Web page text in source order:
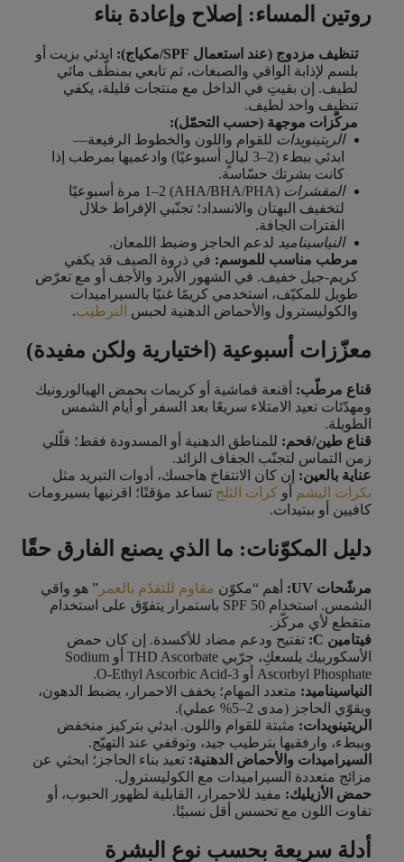
روتين المساء: إصلاح وإعادة بناء
تنظيف مزدوج (عند استعمال SPF/مكياج):
ابدئي بزيت أو
بلسم لإذابة الواقي والصبغات، ثم تابعي بمنظّف مائي
لطيف. إن بقيتِ في الداخل مع منتجات قليلة، يكفي
تنظيف واحد لطيف.
مركّزات موجهة (حسب التحمّل):
الريتينويدات للقوام واللون والخطوط الرفيعة—
ابدئي ببطء (2–3 ليالٍ أسبوعيًا) وادعميها بمرطب إذا
كانت بشرتك حسّاسة.
المقشرات
(AHA/BHA/PHA) 1–2 مرة أسبوعيًا
لتخفيف البهتان والانسداد؛ تجنّبي الإفراط خلال
الفترات الجافة.
النياسيناميد لدعم الحاجز وضبط اللمعان.
مرطب مناسب للموسم: في ذروة الصيف قد يكفي
كريم-جيل خفيف. في الشهور الأبرد والأجف أو مع تعرّض
طويل للمكيّف، استخدمي كريمًا غنيًا بالسيراميدات
والكوليسترول والأحماض الدهنية لحبس الترطيب.
معزّزات أسبوعية (اختيارية ولكن مفيدة)
قناع مرطّب: أقنعة قماشية أو كريمات بحمض الهيالورونيك
ومهدّئات تعيد الامتلاء سريعًا بعد السفر أو أيام الشمس
الطويلة.
قناع طين/فحم: للمناطق الدهنية أو المسدودة فقط؛ قلّلي
زمن التماس لتجنّب الجفاف الزائد.
عناية بالعين: إن كان الانتفاخ هاجسك، أدوات التبريد مثل
بكرات اليشم
أو كرات الثلج تساعد مؤقتًا؛ اقرنيها بسيرومات
كافيين أو ببتيدات.
دليل المكوّنات: ما الذي يصنع الفارق حقًا
مرشّحات UV: أهم “مكوّن مقاوم للتقدّم بالعمر ” هو واقي
الشمس. استخدام SPF 50 باستمرار يتفوّق على استخدام
متقطع لأي مركّز.
فيتامين C:
تفتيح ودعم مضاد للأكسدة. إن كان حمض
الأسكوربيك يلسعكِ، جرّبي THD Ascorbate أو Sodium
Ascorbyl Phosphate أو 3-O-Ethyl Ascorbic Acid.
النياسيناميد: متعدد المهام؛ يخفف الاحمرار، يضبط الدهون،
ويقوّي الحاجز (مدى 2–5% عملي).
الريتينويدات: مثبتة للقوام واللون. ابدئي بتركيز منخفض
وببطء، وارفقيها بترطيب جيد، وتوقفي عند التهيّج.
السيراميدات والأحماض الدهنية: تعيد بناء الحاجز؛ ابحثي عن
مزائج متعددة السيراميدات مع الكوليسترول.
حمض الأزيليك: مفيد للاحمرار، القابلية لظهور الحبوب، أو
تفاوت اللون مع تحسس أقل نسبيًا.
أدلة سريعة بحسب نوع البشرة